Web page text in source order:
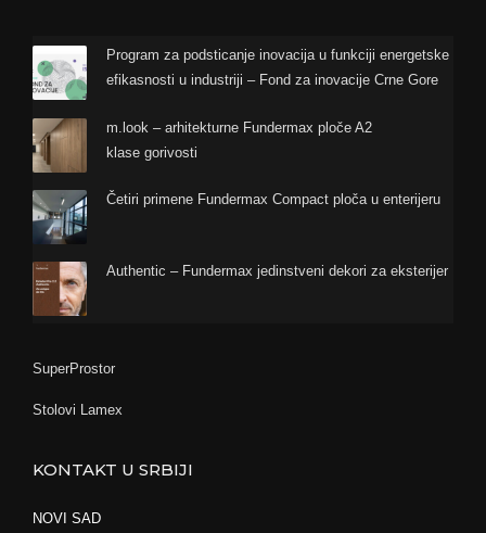
Program za podsticanje inovacija u funkciji energetske
efikasnosti u industriji – Fond za inovacije Crne Gore
m.look – arhitekturne Fundermax ploče A2
klase gorivosti
Četiri primene Fundermax Compact ploča u enterijeru
Authentic – Fundermax jedinstveni dekori za eksterijer
SuperProstor
Stolovi Lamex
KONTAKT U SRBIJI
NOVI SAD